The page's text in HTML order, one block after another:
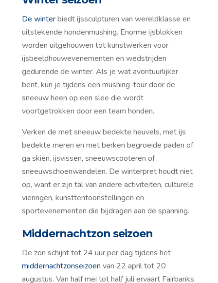
De winterbiedt ijssculpturen van wereldklasse en
uitstekende hondenmushing. Enorme ijsblokken
worden uitgehouwen tot kunstwerken voor
ijsbeeldhouwevenementen en wedstrijden
gedurende de winter. Als je wat avontuurlijker
bent, kun je tijdens een mushing-tour door de
sneeuw heen op een slee die wordt
voortgetrokken door een team honden.
Verken de met sneeuw bedekte heuvels, met ijs
bedekte meren en met berken begroeide paden of
ga skiën, ijsvissen, sneeuwscooteren of
sneeuwschoenwandelen. De winterpret houdt niet
op, want er zijn tal van andere activiteiten, culturele
vieringen, kunsttentoonstellingen en
sportevenementen die bijdragen aan de spanning.
Middernachtzon seizoen
De zon schijnt tot 24 uur per dag tijdens het
middernachtzonseizoen van 22 april tot 20
augustus. Van half mei tot half juli ervaart Fairbanks